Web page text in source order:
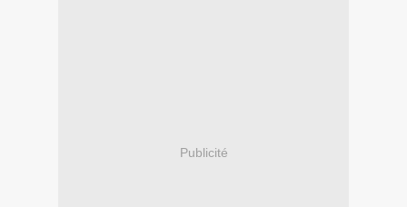
Publicité